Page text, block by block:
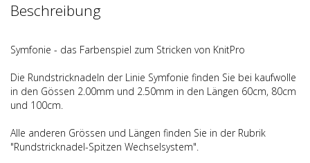
Beschreibung
Symfonie - das Farbenspiel zum Stricken von KnitPro
Die Rundstricknadeln der Linie Symfonie finden Sie bei kaufwolle
in den Gössen 2.00mm und 2.50mm in den Längen 60cm, 80cm
und 100cm.
Alle anderen Grössen und Längen finden Sie in der Rubrik
"Rundstricknadel-Spitzen Wechselsystem".